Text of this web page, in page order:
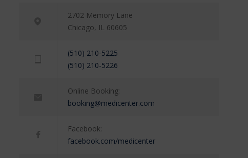
2702 Memory Lane
Chicago, IL 60605
(510) 210-5225
(510) 210-5226
Online Booking:
booking@medicenter.com
Facebook:
facebook.com/medicenter